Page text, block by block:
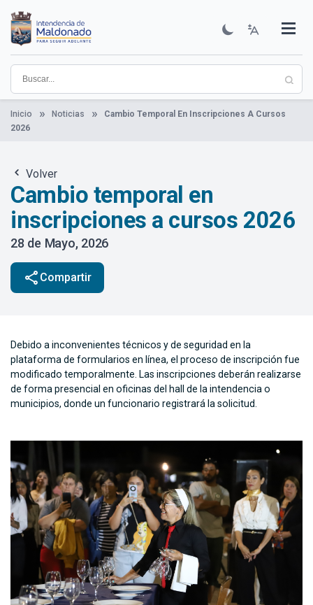
contenido
principal
Institucional
Municipios
Descubre Maldonado
Comunicación
Servicios
Guía De Trámites
Ver Noticias
Inicio Noticias
Cambio Temporal En Inscripciones A Cursos
2026
Volver
Cambio temporal en
inscripciones a cursos 2026
28 de Mayo, 2026
share Compartir
Debido a inconvenientes técnicos y de seguridad en la
plataforma de formularios en línea, el proceso de inscripción fue
modificado temporalmente. Las inscripciones deberán realizarse
de forma presencial en oficinas del hall de la intendencia o
municipios, donde un funcionario registrará la solicitud.